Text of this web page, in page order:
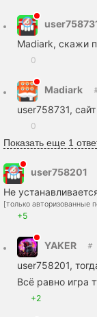
Madiark, скажи
0
Madiark
user758731,
0
Показать еще 1
user758201
Не
[только авторизованные
+5
YAKER
user758201,
Всë равно игра
+2